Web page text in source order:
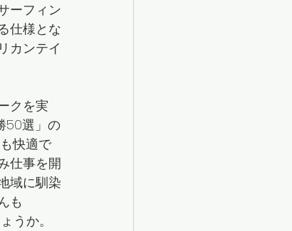
ーフィン
仕様とな
カンテイ
クを実
50選」の
快適で
仕事を開
域に馴染
も
うか。